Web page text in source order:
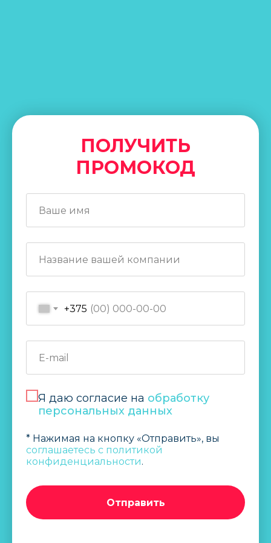
ПОЛУЧИТЬ
ПРОМОКОД
+375
Я даю согласие на обработку
персональных данных
* Нажимая на кнопку «Отправить», вы
соглашаетесь c политикой
конфиденциальности.
Отправить